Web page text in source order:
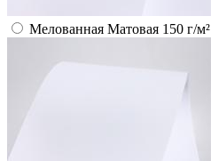
Мелованная Матовая 150 г/м²